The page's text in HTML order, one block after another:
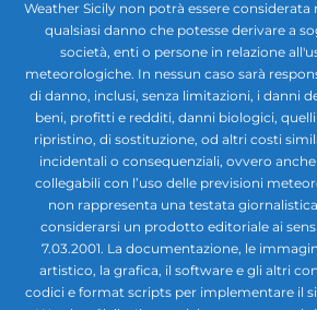
Weather Sicily non potrà essere considerata
qualsiasi danno che potesse derivare a
società, enti o persone in relazione
meteorologiche. In nessun caso sarà
di danno, inclusi, senza limitazioni, i danni
beni, profitti e redditi, danni biologici,
ripristino, di sostituzione, od altri costi
incidentali o consequenziali, ovvero
collegabili con l’uso delle previsioni
non rappresenta una testata
considerarsi un prodotto editoriale ai
7.03.2001. La documentazione, le
artistico, la grafica, il software e gli altri
codici e format scripts per implementare il